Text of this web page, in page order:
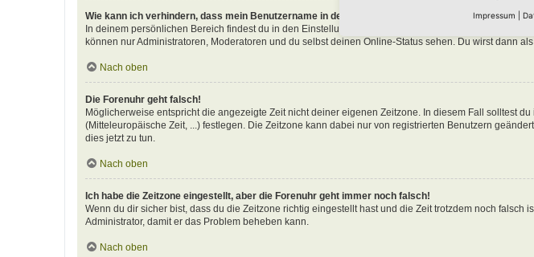
Wie kann ich verhindern, dass mein Benutzername in der Online-Liste auftaucht?
In deinem persönlichen Bereich findest du in den Einstellungen eine Option „Meinen Online-Status
können nur Administratoren, Moderatoren und du selbst deinen Online-Status sehen. Du wirst dann
Nach oben
Die Forenuhr geht falsch!
Möglicherweise entspricht die angezeigte Zeit nicht deiner eigenen Zeitzone. In diesem Fall solltest
(Mitteleuropäische Zeit, ...) festlegen. Die Zeitzone kann dabei nur von registrierten Benutzern
dies jetzt zu tun.
Nach oben
Ich habe die Zeitzone eingestellt, aber die Forenuhr geht immer noch falsch!
Wenn du dir sicher bist, dass du die Zeitzone richtig eingestellt hast und die Zeit trotzdem noch falsch
Administrator, damit er das Problem beheben kann.
Nach oben
Impressum